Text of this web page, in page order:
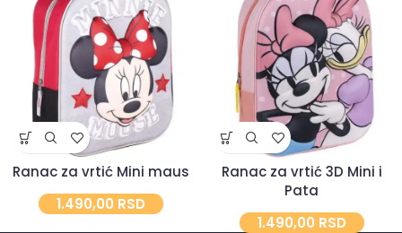
Ranac za vrtić Mini maus
1.490,00 RSD
Ranac za vrtić 3D Mini i
Pata
1.490,00 RSD